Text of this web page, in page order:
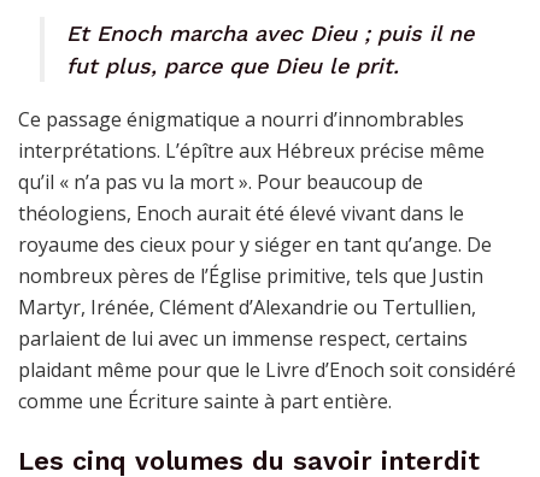
Et Enoch marcha avec Dieu ; puis il ne
fut plus, parce que Dieu le prit.
Ce passage énigmatique a nourri d’innombrables
interprétations. L’épître aux Hébreux précise même
qu’il « n’a pas vu la mort ». Pour beaucoup de
théologiens, Enoch aurait été élevé vivant dans le
royaume des cieux pour y siéger en tant qu’ange. De
nombreux pères de l’Église primitive, tels que Justin
Martyr, Irénée, Clément d’Alexandrie ou Tertullien,
parlaient de lui avec un immense respect, certains
plaidant même pour que le Livre d’Enoch soit considéré
comme une Écriture sainte à part entière.
Les cinq volumes du savoir interdit